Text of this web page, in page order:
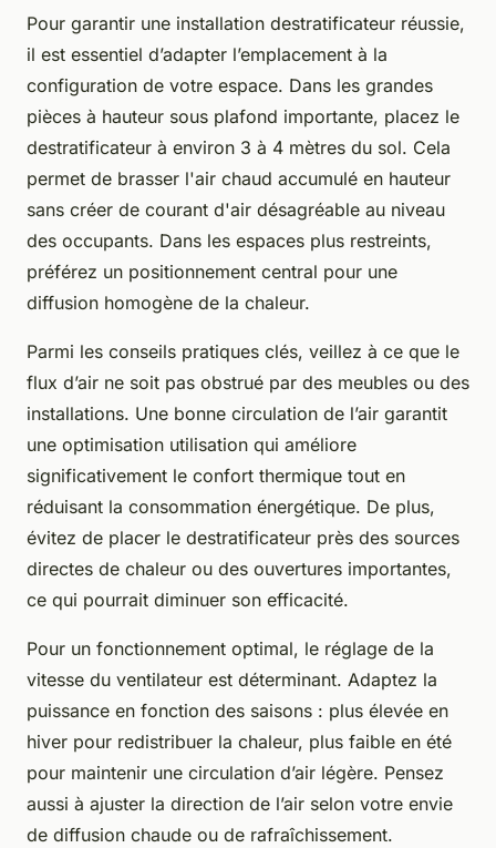
Pour garantir une installation destratificateur réussie,
il est essentiel d’adapter l’emplacement à la
configuration de votre espace. Dans les grandes
pièces à hauteur sous plafond importante, placez le
destratificateur à environ 3 à 4 mètres du sol. Cela
permet de brasser l'air chaud accumulé en hauteur
sans créer de courant d'air désagréable au niveau
des occupants. Dans les espaces plus restreints,
préférez un positionnement central pour une
diffusion homogène de la chaleur.
Parmi les conseils pratiques clés, veillez à ce que le
flux d’air ne soit pas obstrué par des meubles ou des
installations. Une bonne circulation de l’air garantit
une optimisation utilisation qui améliore
significativement le confort thermique tout en
réduisant la consommation énergétique. De plus,
évitez de placer le destratificateur près des sources
directes de chaleur ou des ouvertures importantes,
ce qui pourrait diminuer son efficacité.
Pour un fonctionnement optimal, le réglage de la
vitesse du ventilateur est déterminant. Adaptez la
puissance en fonction des saisons : plus élevée en
hiver pour redistribuer la chaleur, plus faible en été
pour maintenir une circulation d’air légère. Pensez
aussi à ajuster la direction de l’air selon votre envie
de diffusion chaude ou de rafraîchissement.